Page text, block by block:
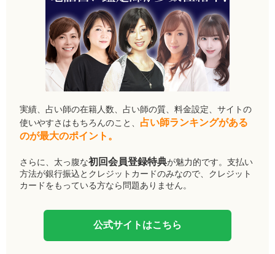
実績、占い師の在籍人数、占い師の質、料金設定、サイトの
使いやすさはもちろんのこと、 占い師ランキングがある
のが最大のポイント。
さらに、太っ腹な初回会員登録特典が魅力的です。支払い
方法が銀行振込とクレジットカードのみなので、クレジット
カードをもっている方なら問題ありません。
公式サイトはこちら